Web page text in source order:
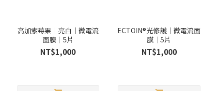
高加索莓果｜亮白｜微電流
面膜｜5片
NT$1,000
ECTOIN®光修護｜微電流面
膜｜5片
NT$1,000